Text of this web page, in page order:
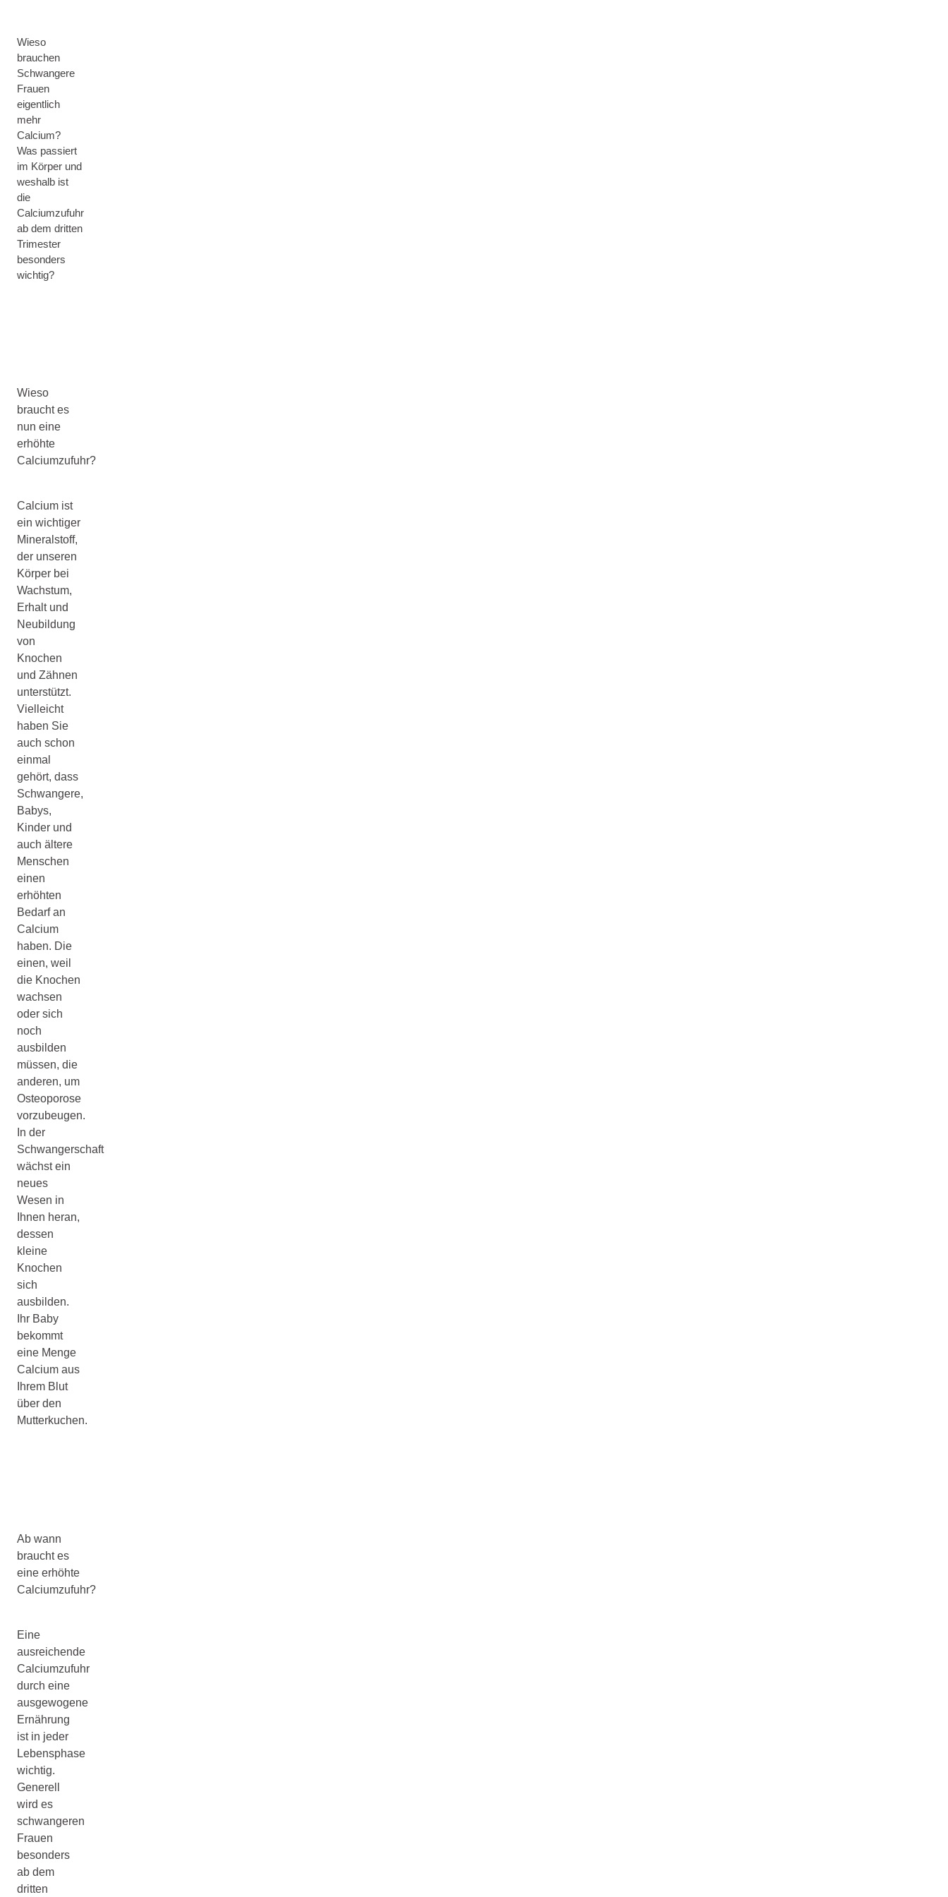
Wieso
brauchen
Schwangere
Frauen
eigentlich
mehr
Calcium?
Was passiert
im Körper und
weshalb ist
die
Calciumzufuhr
ab dem dritten
Trimester
besonders
wichtig?
Wieso
braucht es
nun eine
erhöhte
Calciumzufuhr?
Calcium ist
ein wichtiger
Mineralstoff,
der unseren
Körper bei
Wachstum,
Erhalt und
Neubildung
von
Knochen
und Zähnen
unterstützt.
Vielleicht
haben Sie
auch schon
einmal
gehört, dass
Schwangere,
Babys,
Kinder und
auch ältere
Menschen
einen
erhöhten
Bedarf an
Calcium
haben. Die
einen, weil
die Knochen
wachsen
oder sich
noch
ausbilden
müssen, die
anderen, um
Osteoporose
vorzubeugen.
In der
Schwangerschaft
wächst ein
neues
Wesen in
Ihnen heran,
dessen
kleine
Knochen
sich
ausbilden.
Ihr Baby
bekommt
eine Menge
Calcium aus
Ihrem Blut
über den
Mutterkuchen.
Ab wann
braucht es
eine erhöhte
Calciumzufuhr?
Eine
ausreichende
Calciumzufuhr
durch eine
ausgewogene
Ernährung
ist in jeder
Lebensphase
wichtig.
Generell
wird es
schwangeren
Frauen
besonders
ab dem
dritten